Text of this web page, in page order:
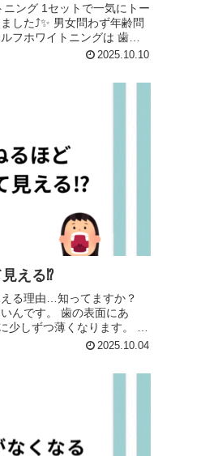
一気にトー
問わず年齢問
ホワイトニングは 歯科
2025.10.10
える⁉︎
る理由…知ってますか？
歯の表面にあ
少しずつ薄くなります。 そ
透けてくることで、 自然
2025.10.04